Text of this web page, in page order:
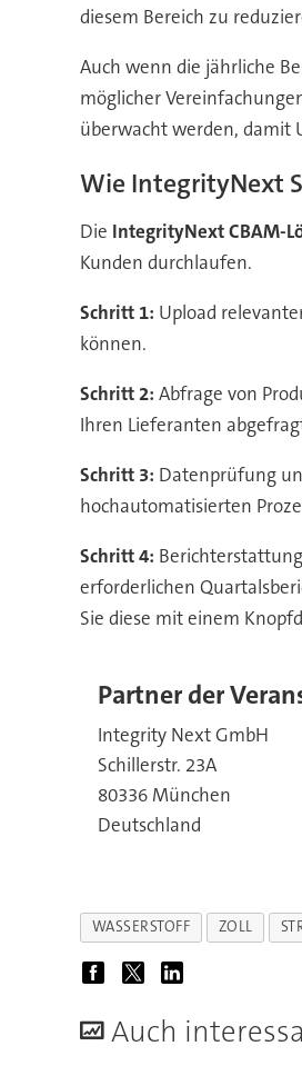
diesem Bereich zu
Auch wenn die jährliche
möglicher
überwacht werden, damit
Wie IntegrityNext
Die IntegrityNext CBAM-
Kunden durchlaufen.
Schritt 1: Upload
können.
Schritt 2: Abfrage von
Ihren Lieferanten
Schritt 3: Datenprüfung
hochautomatisierten
Schritt 4:
erforderlichen
Sie diese mit einem
Partner der
Integrity Next GmbH
Schillerstr. 23A
80336 München
Deutschland
WASSERSTOFF ZOLL
Auch